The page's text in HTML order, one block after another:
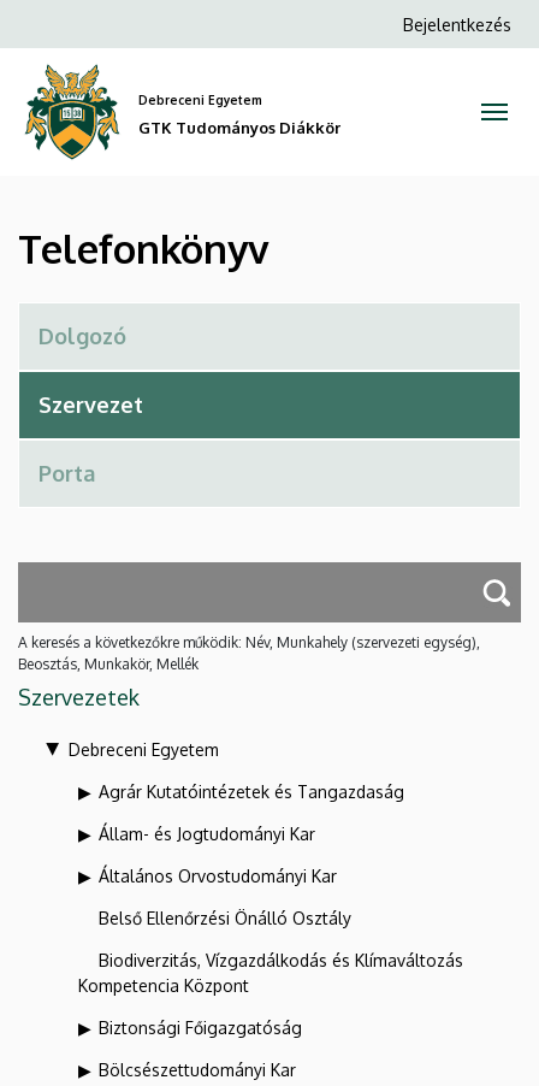
GTK
Tudományos
Diákkör
a
tartalomra
Anonim
Bejelentkezés
Debreceni Egyetem
GTK Tudományos Diákkör
Telefonkönyv
A keresés a következőkre működik: Név, Munkahely (szervezeti egység),
Beosztás, Munkakör, Mellék
Szervezetek
Debreceni Egyetem
Agrár Kutatóintézetek és Tangazdaság
Állam- és Jogtudományi Kar
Általános Orvostudományi Kar
Belső Ellenőrzési Önálló Osztály
Biodiverzitás, Vízgazdálkodás és Klímaváltozás
Kompetencia Központ
Biztonsági Főigazgatóság
Bölcsészettudományi Kar